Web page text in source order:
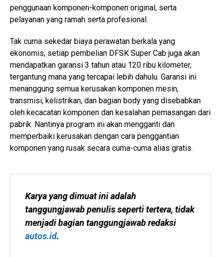
penggunaan komponen-komponen original, serta
pelayanan yang ramah serta profesional.
Tak cuma sekedar biaya perawatan berkala yang
ekonomis, setiap pembelian DFSK Super Cab juga akan
mendapatkan garansi 3 tahun atau 120 ribu kilometer,
tergantung mana yang tercapai lebih dahulu. Garansi ini
menanggung semua kerusakan komponen mesin,
transmisi, kelistrikan, dan bagian body yang disebabkan
oleh kecacatan komponen dan kesalahan pemasangan dari
pabrik. Nantinya program ini akan mengganti dan
memperbaiki kerusakan dengan cara penggantian
komponen yang rusak secara cuma-cuma alias gratis.
Karya yang dimuat ini adalah
tanggungjawab penulis seperti tertera, tidak
autos.id.